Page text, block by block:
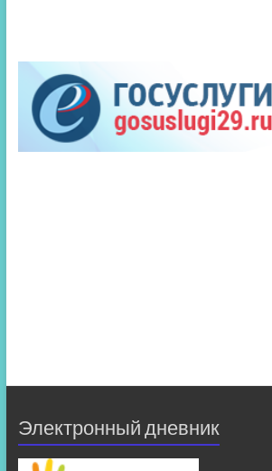
Электронный дневник